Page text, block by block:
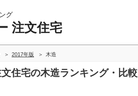
グ
注文住宅
2017年版 木造
住宅の木造ランキング・比較